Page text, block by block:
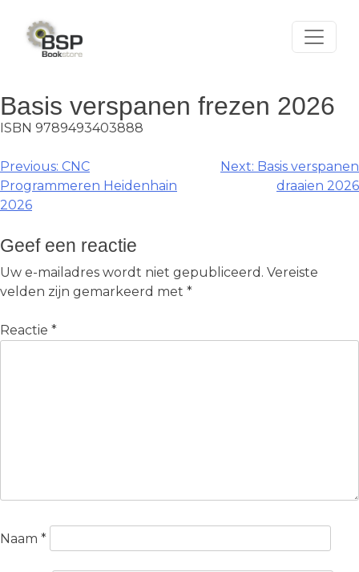
content
Basis verspanen frezen 2026
ISBN 9789493403888
Berichtnavigatie
Previous: CNC
Programmeren Heidenhain
2026
Next: Basis verspanen
draaien 2026
Geef een reactie
Uw e-mailadres wordt niet gepubliceerd. Vereiste
velden zijn gemarkeerd met *
Reactie *
Naam *